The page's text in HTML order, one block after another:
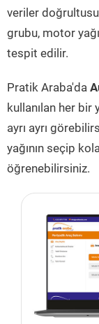
veriler
grubu, motor
tespit edilir.
Pratik Araba'da
kullanılan her bir
ayrı ayrı
yağının seçip
öğrenebilirsiniz.